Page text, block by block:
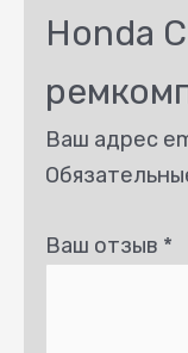
Honda
Ваш адрес
Ваш отзыв *